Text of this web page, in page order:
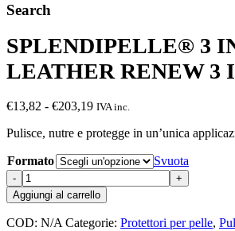
Search
SPLENDIPELLE® 3
LEATHER RENEW 3
€13,82 - €203,19Fascia
prezzo:
€13,82
€203,19
IVA inc.
Pulisce, nutre e protegge in un’unica
Formato
Svuota
SPLENDIPELLE®
3
IN
1/
Aggiungi al carrello
COD: N/A Categorie: Protettori per pelle,